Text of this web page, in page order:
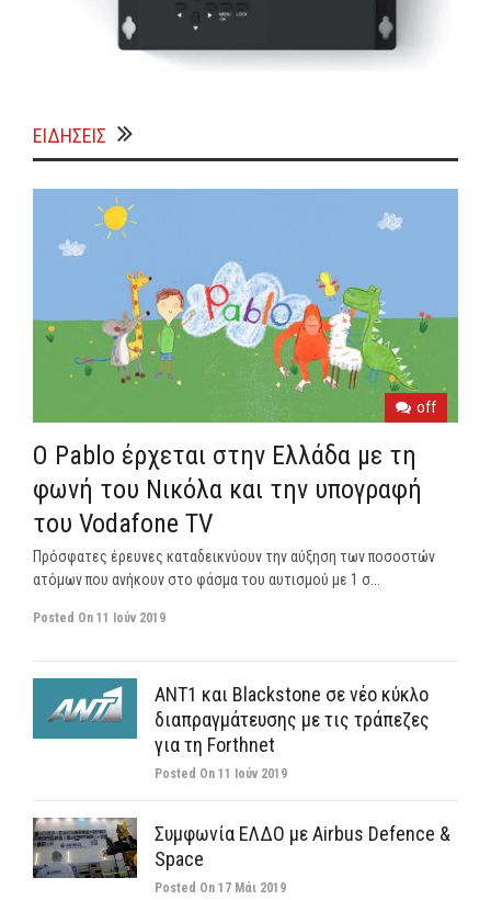
ΕΙΔΗΣΕΙΣ
off
Ο Pablo έρχεται στην Ελλάδα με τη
φωνή του Νικόλα και την υπογραφή
του Vodafone TV
Πρόσφατες έρευνες καταδεικνύουν την αύξηση των ποσοστών
ατόμων που ανήκουν στο φάσμα του αυτισμού με 1 σ...
Posted On 11 Ιούν 2019
ΑΝΤ1 και Blackstone σε νέο κύκλο
διαπραγμάτευσης με τις τράπεζες
για τη Forthnet
Posted On 11 Ιούν 2019
Συμφωνία ΕΛΔΟ με Airbus Defence &
Space
Posted On 17 Μάι 2019